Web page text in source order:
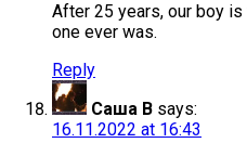
After 25 years, our boy
one ever was.
Reply
Саша В says:
16.11.2022 at 16:43